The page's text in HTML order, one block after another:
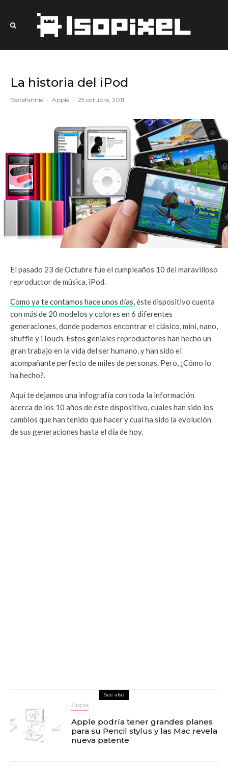
La historia del iPod
Esstefannie · Apple · 25 octubre, 2011
El pasado 23 de Octubre fue el cumpleaños 10 del maravilloso
reproductor de música, iPod.
Como ya te contamos hace unos días, éste dispositivo cuenta
con más de 20 modelos y colores en 6 diferentes
generaciones, donde podemos encontrar el clásico, mini, nano,
shuffle y iTouch. Estos geniales reproductores han hecho un
gran trabajo en la vida del ser humano, y han sido el
acompañante perfecto de miles de personas. Pero, ¿Cómo lo
ha hecho?.
Aquí te dejamos una infografía con toda la información
acerca de los 10 años de éste dispositivo, cuales han sido los
cambios que han tenido que hacer y cual ha sido la evolución
de sus generaciones hasta el día de hoy.
See also
Apple
Apple podría tener grandes planes
para su Pencil stylus y las Mac revela
nueva patente